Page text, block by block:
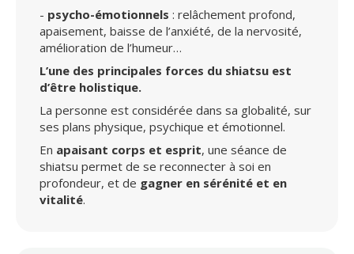
- psycho-émotionnels : relâchement profond,
apaisement, baisse de l’anxiété, de la nervosité,
amélioration de l’humeur…
L’une des principales forces du shiatsu est
d’être holistique.
La personne est considérée dans sa globalité, sur
ses plans physique, psychique et émotionnel.
En apaisant corps et esprit, une séance de
shiatsu permet de se reconnecter à soi en
profondeur, et de gagner en sérénité et en
vitalité.